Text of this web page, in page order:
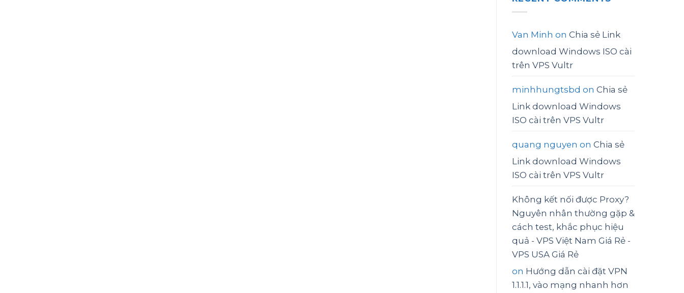
Van Minh on Chia sẻ Link
download Windows ISO cài
trên VPS Vultr
minhhungtsbd on Chia sẻ
Link download Windows
ISO cài trên VPS Vultr
quang nguyen on Chia sẻ
Link download Windows
ISO cài trên VPS Vultr
Không kết nối được Proxy?
Nguyên nhân thường gặp &
cách test, khắc phục hiệu
quả - VPS Việt Nam Giá Rẻ -
VPS USA Giá Rẻ
on Hướng dẫn cài đặt VPN
1.1.1.1, vào mạng nhanh hơn